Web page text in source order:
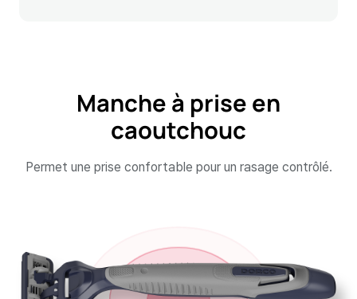
Manche à prise en
caoutchouc
Permet une prise confortable pour un rasage contrôlé.